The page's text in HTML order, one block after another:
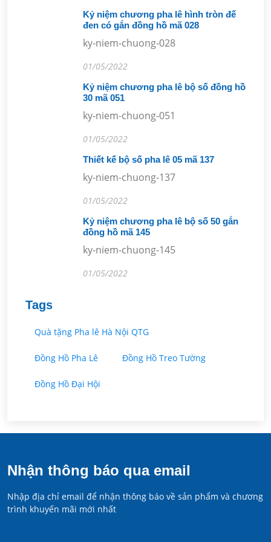
Kỷ niệm chương pha lê hình tròn đế
đen có gắn đồng hồ mã 028
ky-niem-chuong-028
01/05/2022
Kỷ niệm chương pha lê bộ số đồng hồ
30 mã 051
ky-niem-chuong-051
01/05/2022
Thiết kế bộ số pha lê 05 mã 137
ky-niem-chuong-137
01/05/2022
Kỷ niệm chương pha lê bộ số 50 gắn
đồng hồ mã 145
ky-niem-chuong-145
01/05/2022
Tags
Quà tặng Pha lê Hà Nội QTG
Đồng Hồ Pha Lê Đồng Hồ Treo Tường
Đồng Hồ Đại Hội
Nhận thông báo qua email
Nhập địa chỉ email để nhận thông báo về sản phẩm và chương
trình khuyến mãi mới nhất